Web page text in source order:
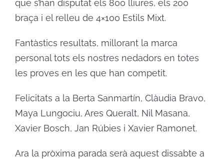
que s’han disputat els 800 lliures, els 200
braça i el relleu de 4×100 Estils Mixt.
Fantàstics resultats, millorant la marca
personal tots els nostres nedadors en totes
les proves en les que han competit.
Felicitats a la Berta Sanmartín, Clàudia Bravo,
Maya Lungociu, Ares Queralt, Nil Masana,
Xavier Bosch, Jan Rúbies i Xavier Ramonet.
Ara la pròxima parada serà aquest dissabte a